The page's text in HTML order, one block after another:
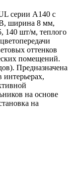
серии A140 с
В, ширина 8 мм,
140 шт/м, теплого
оттенков
помещений.
Предназначена
интерьерах,
на основе
на